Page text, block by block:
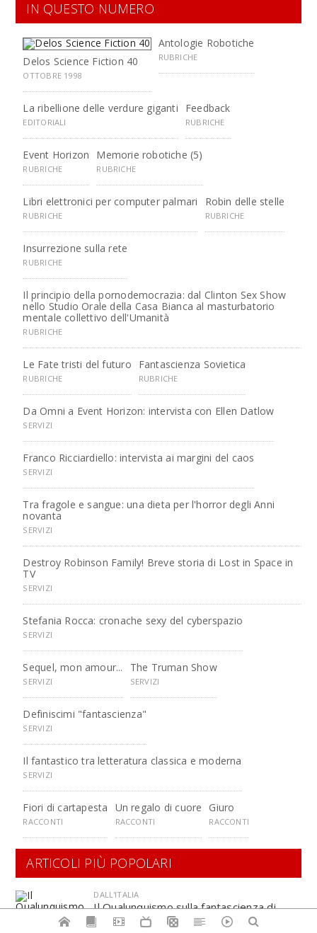
IN QUESTO NUMERO
Delos Science Fiction 40
OTTOBRE 1998
Antologie Robotiche
RUBRICHE
La ribellione delle verdure giganti
EDITORIALI
Feedback
RUBRICHE
Event Horizon
RUBRICHE
Memorie robotiche (5)
RUBRICHE
Libri elettronici per computer palmari
RUBRICHE
Robin delle stelle
RUBRICHE
Insurrezione sulla rete
RUBRICHE
Il principio della pornodemocrazia: dal Clinton Sex Show
nello Studio Orale della Casa Bianca al masturbatorio
mentale collettivo dell'Umanità
RUBRICHE
Le Fate tristi del futuro
RUBRICHE
Fantascienza Sovietica
RUBRICHE
Da Omni a Event Horizon: intervista con Ellen Datlow
SERVIZI
Franco Ricciardiello: intervista ai margini del caos
SERVIZI
Tra fragole e sangue: una dieta per l'horror degli Anni
novanta
SERVIZI
Destroy Robinson Family! Breve storia di Lost in Space in
TV
SERVIZI
Stefania Rocca: cronache sexy del cyberspazio
SERVIZI
Sequel, mon amour...
SERVIZI
The Truman Show
SERVIZI
Definiscimi "fantascienza"
SERVIZI
Il fantastico tra letteratura classica e moderna
SERVIZI
Fiori di cartapesta
RACCONTI
Un regalo di cuore
RACCONTI
Giuro
RACCONTI
ARTICOLI PIÙ POPOLARI
DALL'ITALIA
Il Qualunquismo sulla fantascienza di
Mauro Covacich